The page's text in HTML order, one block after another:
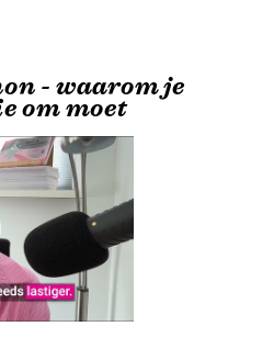
- waarom je
om moet